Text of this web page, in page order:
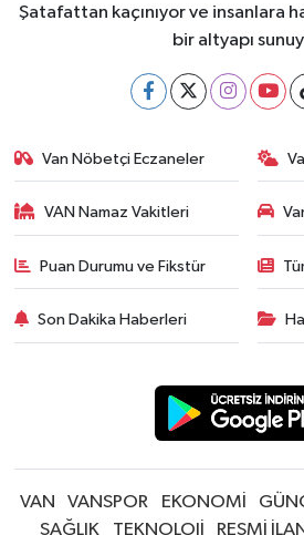
Şatafattan kaçınıyor ve insanlara
bir altyapı
Van Nöbetçi Eczaneler
VAN Namaz Vakitleri
Puan Durumu ve Fikstür
Son Dakika Haberleri
VAN VANSPOR EKONOMİ
SAĞLIK
TEKNOLOJİ RESMİ